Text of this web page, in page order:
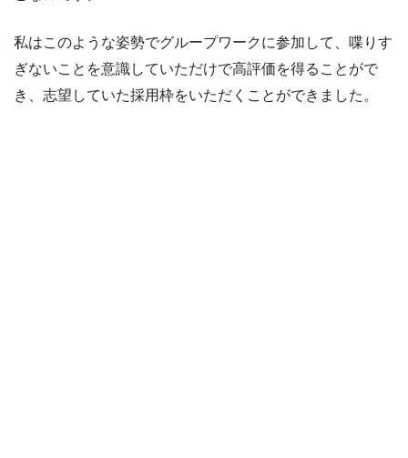
私はこのような姿勢でグループワークに参加して、喋りす
ぎないことを意識していただけで高評価を得ることがで
き、志望していた採用枠をいただくことができました。